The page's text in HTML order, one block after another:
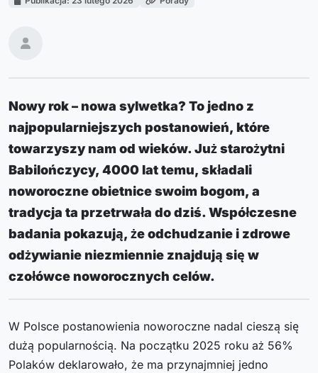
Nowy rok – nowa sylwetka? To jedno z
najpopularniejszych postanowień, które
towarzyszy nam od wieków. Już starożytni
Babilończycy, 4000 lat temu, składali
noworoczne obietnice swoim bogom, a
tradycja ta przetrwała do dziś. Współczesne
badania pokazują, że odchudzanie i zdrowe
odżywianie niezmiennie znajdują się w
czołówce noworocznych celów.
W Polsce postanowienia noworoczne nadal cieszą się
dużą popularnością. Na początku 2025 roku aż 56%
Polaków deklarowało, że ma przynajmniej jedno